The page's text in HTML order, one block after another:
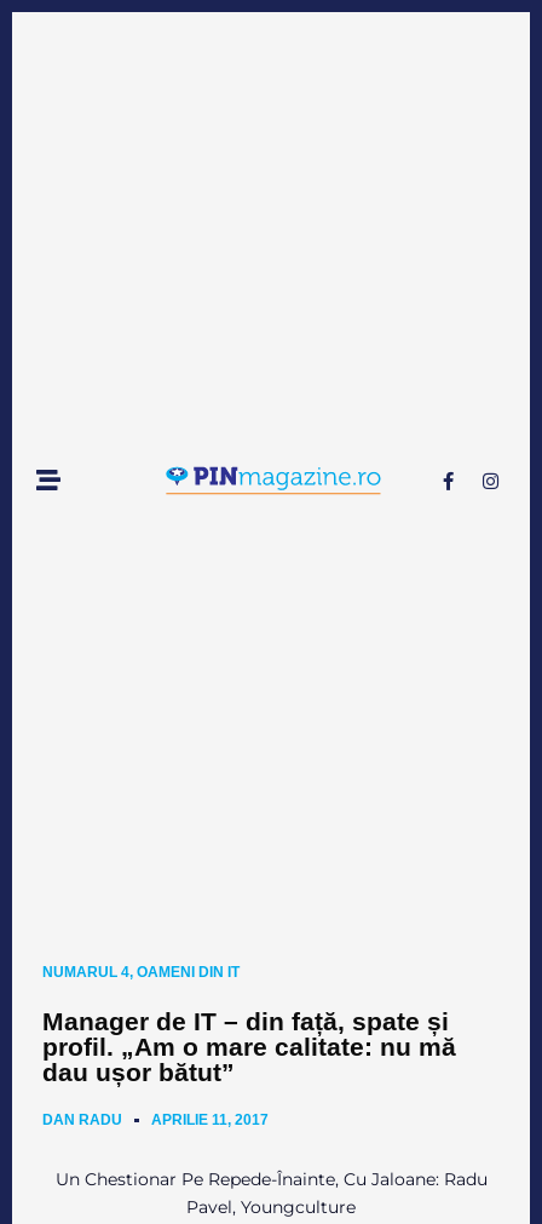
NUMARUL 4, OAMENI DIN IT
Manager de IT – din față, spate și
profil. „Am o mare calitate: nu mă
dau ușor bătut”
DAN RADU APRILIE 11, 2017
Un Chestionar Pe Repede-Înainte, Cu Jaloane: Radu
Pavel, Youngculture